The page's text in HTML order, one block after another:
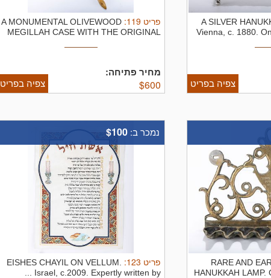
A SILVER
Vienna, c. 1880.
צפיה בפריט
פריט 119
:
A MONUMENTAL OLIVEWOOD
MEGILLAH CASE WITH THE ORIGINAL
מחיר פתיחה:
$600 צפיה בפריט
RARE AND
HANUKKAH LAMP.
נמכר ב: $100
פריט 123
:
EISHES CHAYIL ON VELLUM.
Israel, c.2009. Expertly written by ...